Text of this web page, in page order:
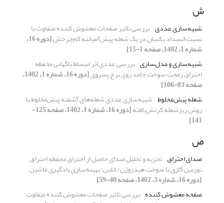
ش
شبیه‌سازی عددی بررسی تاثیر صفحات مغشوش کننده متفاوت با
نسبت انسداد یکسان در یک شعله پیش‌آمیخته کم‌چرخش [دوره 16،
شماره 1، 1402، صفحه 1-15]
شبیه‌سازی و مدل‌سازی بررسی عددی اثر انبساط ناگهانی محفظه
احتراق رمجت سوخت جامد روی نرخ پسروی [دوره 16، شماره 1، 1402،
صفحه 83-106]
شعله ‌پیش‌مخلوط شبیه‌سازی عددی شعله‌های ‌آشفته پیش‌مخلوط با
روش ریزشعله کرنش‌یافته [دوره 16، شماره 1، 1402، صفحه 125-
141]
ص
صدای احتراق تجزیه و تحلیل صدای حاصل از احتراق محفظه احتراق
توربین گازی با سوخت هیدروژن/ اتلین: بهینه‌سازی یادگیری ماشین
[دوره 16، شماره 3، 1402، صفحه 40-59]
صفحه مغشوش کننده بررسی تاثیر صفحات مغشوش کننده متفاوت